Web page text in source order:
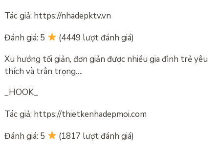
Tác giả: https://nhadepktv.vn
Đánh giá: 5
(4449 lượt đánh giá)
Xu hướng tối giản, đơn giản được nhiều gia đình trẻ yêu
thích và trân trọng….
_HOOK_
Tác giả: https://thietkenhadepmoi.com
Đánh giá: 5
(1817 lượt đánh giá)